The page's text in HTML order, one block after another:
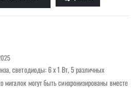
светодиоды: 6 x 1 Вт, 5 различных
мигалок могут быть синхронизированы вместе